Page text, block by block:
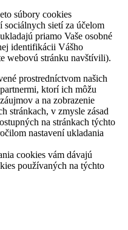
súbory cookies
sietí za účelom
priamo Vaše osobné
identifikácii Vášho
webovú stránku navštívili).
prostredníctvom našich
ktorí ich môžu
a na zobrazenie
stránkach, v zmysle zásad
na stránkach týchto
nastavení ukladania
cookies vám dávajú
používaných na týchto